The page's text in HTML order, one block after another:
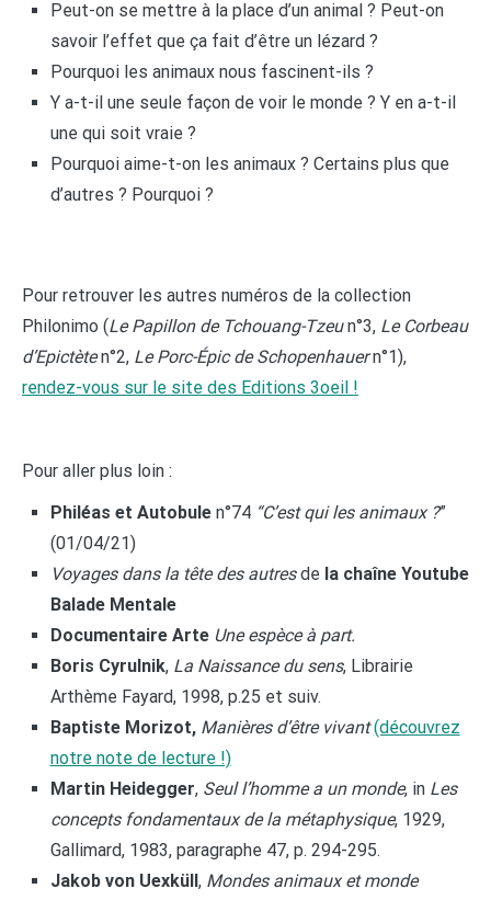
Peut-on se mettre à la place d’un animal ? Peut-on
savoir l’effet que ça fait d’être un lézard ?
Pourquoi les animaux nous fascinent-ils ?
Y a-t-il une seule façon de voir le monde ? Y en a-t-il
une qui soit vraie ?
Pourquoi aime-t-on les animaux ? Certains plus que
d’autres ? Pourquoi ?
Pour retrouver les autres numéros de la collection
Philonimo (Le Papillon de Tchouang-Tzeun°3, Le Corbeau
d’Epictèten°2, Le Porc-Épic de Schopenhauern°1),
rendez-vous sur le site des Editions 3oeil !
Pour aller plus loin :
Philéas et Autobulen°74 “C’est qui les animaux ?”
(01/04/21)
Voyages dans la tête des autresde la chaîne Youtube
Balade Mentale
Documentaire Arte Une espèce à part.
Boris Cyrulnik, La Naissance du sens, Librairie
Arthème Fayard, 1998, p.25 et suiv.
Baptiste Morizot, Manières d’être vivant (découvrez
notre note de lecture !)
Martin Heidegger, Seul l’homme a un monde, in Les
concepts fondamentaux de la métaphysique, 1929,
Gallimard, 1983, paragraphe 47, p. 294-295.
Jakob von Uexküll,Mondes animaux et monde